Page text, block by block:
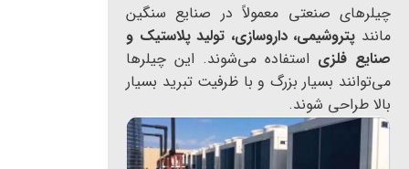
چیلرهای صنعتی معمولاً در صنایع سنگین
مانند پتروشیمی، داروسازی، تولید پلاستیک و
صنایع فلزی استفاده می‌شوند. این چیلرها
می‌توانند بسیار بزرگ و با ظرفیت تبرید بسیار
بالا طراحی شوند.